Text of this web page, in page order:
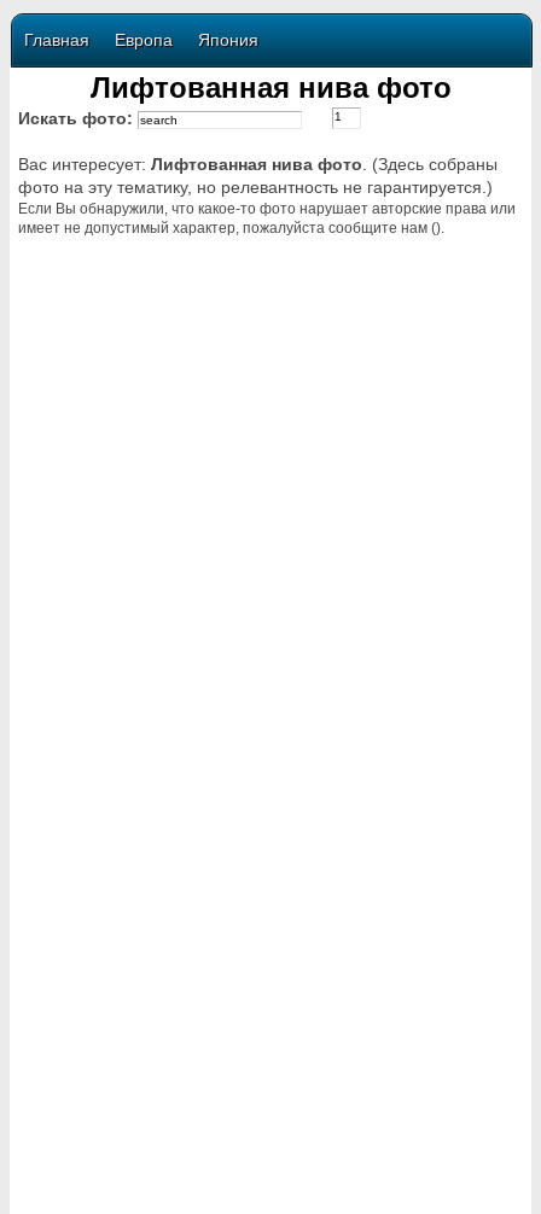
Главная Европа Япония
Лифтованная нива фото
Искать фото:
Вас интересует: Лифтованная нива фото . (Здесь собраны
фото на эту тематику, но релевантность не гарантируется.)
Если Вы обнаружили, что какое-то фото нарушает авторские права или
имеет не допустимый характер, пожалуйста сообщите нам ().